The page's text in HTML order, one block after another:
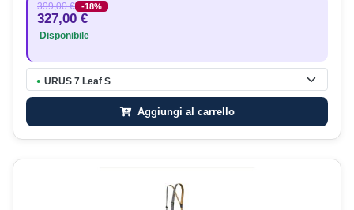
399,00 € -18%
327,00 €
Disponibile
● URUS 7 Leaf S
Aggiungi al carrello